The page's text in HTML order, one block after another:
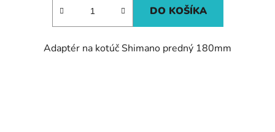
DO KOŠÍKA
Adaptér na kotúč Shimano predný 180mm